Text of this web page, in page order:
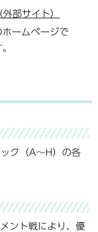
部サイト）
ームページで
ク（A～H）の各
ント戦により、優